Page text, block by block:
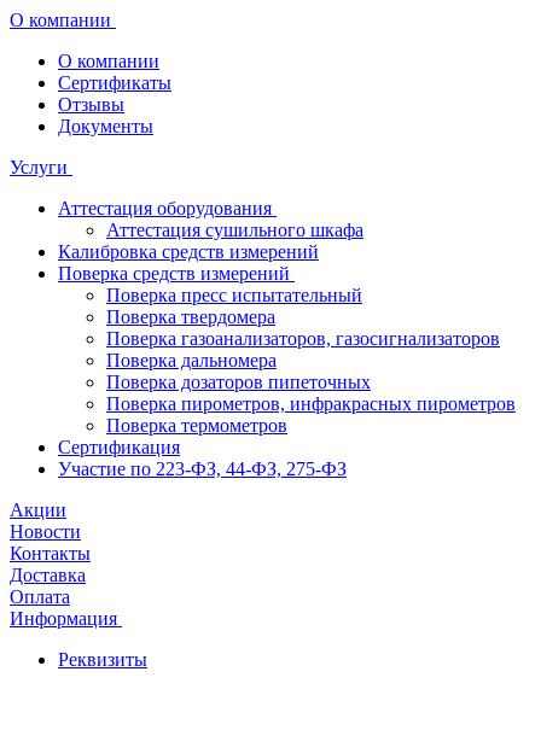
О компании
О компании
Сертификаты
Отзывы
Документы
Услуги
Аттестация оборудования
Аттестация сушильного шкафа
Калибровка средств измерений
Поверка средств измерений
Поверка пресс испытательный
Поверка твердомера
Поверка газоанализаторов, газосигнализаторов
Поверка дальномера
Поверка дозаторов пипеточных
Поверка пирометров, инфракрасных пирометров
Поверка термометров
Сертификация
Участие по 223-ФЗ, 44-ФЗ, 275-ФЗ
Акции
Новости
Контакты
Доставка
Оплата
Информация
Реквизиты